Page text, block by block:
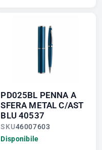
PD025BL PENNA A
SFERA METAL C/AST
BLU 40537
SKU46007603
Disponibile